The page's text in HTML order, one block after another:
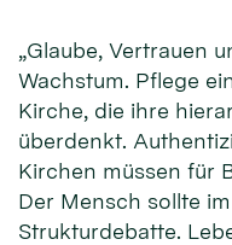
„Glaube, Vertrauen
Wachstum. Pflege
Kirche, die ihre
überdenkt.
Kirchen müssen für
Der Mensch sollte
Strukturdebatte.